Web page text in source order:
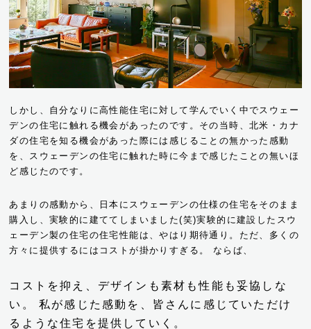
しかし、自分なりに高性能住宅に対して学んでいく中でスウェー
デンの住宅に触れる機会があったのです。その当時、北米・カナ
ダの住宅を知る機会があった際には感じることの無かった感動
を、スウェーデンの住宅に触れた時に今まで感じたことの無いほ
ど感じたのです。
あまりの感動から、日本にスウェーデンの仕様の住宅をそのまま
購入し、実験的に建ててしまいました(笑)実験的に建設したスウ
ェーデン製の住宅の住宅性能は、やはり期待通り。ただ、多くの
方々に提供するにはコストが掛かりすぎる。 ならば、
コストを抑え、デザインも素材も性能も妥協しな
い。私が感じた感動を、皆さんに感じていただけ
るような住宅を提供していく。